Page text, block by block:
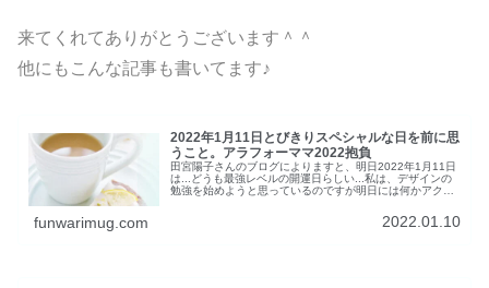
来てくれてありがとうございます＾＾
他にもこんな記事も書いてます♪
2022年1月11日とびきりスペシャルな日を前に思
うこと。アラフォーママ2022抱負
田宮陽子さんのブログによりますと、明日2022年1月11日
は...どうも最強レベルの開運日らしい...私は、デザインの
勉強を始めようと思っているのですが明日には何かアクシ
funwarimug.com 2022.01.10